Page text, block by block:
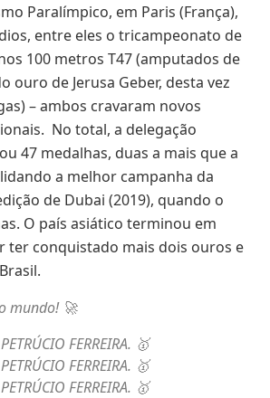
Paralímpico, em Paris (França),
entre eles o tricampeonato de
100 metros T47 (amputados de
ouro de Jerusa Geber, desta vez
– ambos cravaram novos
No total, a delegação
47 medalhas, duas a mais que a
a melhor campanha da
de Dubai (2019), quando o
O país asiático terminou em
ter conquistado mais dois ouros e
mundo! 🚀
FERREIRA. 🥇
FERREIRA. 🥇
FERREIRA. 🥇